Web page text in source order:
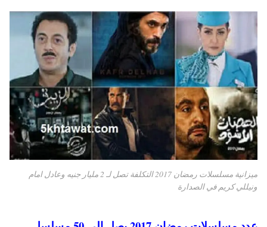
ميزانية مسلسلات رمضان 2017 التكلفة تصل لـ 2 مليار جنيه وعادل امام
ونيللي كريم في الصدارة